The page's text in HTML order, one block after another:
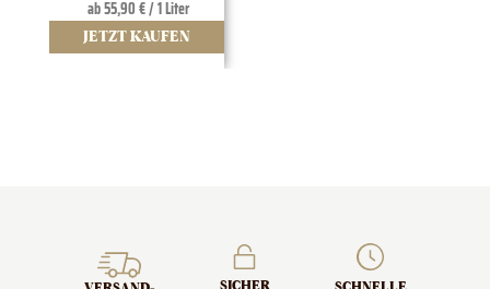
ab 55,90 € / 1 Liter
JETZT KAUFEN